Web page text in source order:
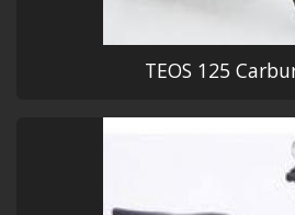
TEOS 125